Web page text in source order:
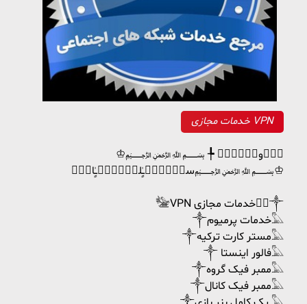
خدمات مجازی VPN
♔﷽ دٰٖورٰٖدٰٖ ╄
سـٰٖـۘۘــٍٰلـٰٖـۘۘــٍٰامۘۘ﷽♔
𓅋VPN خدمات مجازی☠⃝༒
༒خدمات پرمیوم𓅓
༒مستر کارت ترکیه𓅓
༒ فالور اینستا𓅓
༒ممبر فیک گروه𓅓
༒ممبر فیک کانال𓅓